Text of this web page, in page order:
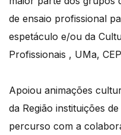
de ensaio profissional
espetáculo e/ou da
Profissionais , UMa,
Apoiou animações
da Região instituições
percurso com a